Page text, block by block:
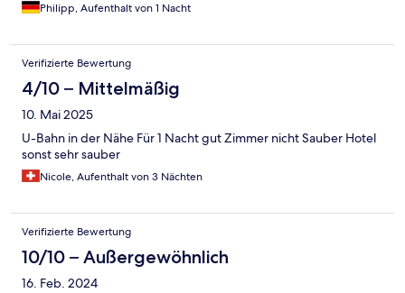
Philipp, Aufenthalt von 1 Nacht
Verifizierte Bewertung
4/10 – Mittelmäßig
10. Mai 2025
U-Bahn in der Nähe Für 1 Nacht gut Zimmer nicht Sauber Hotel
sonst sehr sauber
Nicole, Aufenthalt von 3 Nächten
Verifizierte Bewertung
10/10 – Außergewöhnlich
16. Feb. 2024